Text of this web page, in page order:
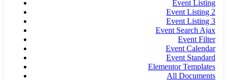
Event Listing
Event Listing 2
Event Listing 3
Event Search Ajax
Event Filter
Event Calendar
Event Standard
Elementor Templates
All Documents